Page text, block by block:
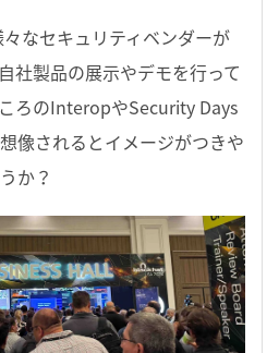
なセキュリティベンダーが
社製品の展示やデモを行って
ろのInteropやSecurity Days
像されるとイメージがつきや
か？